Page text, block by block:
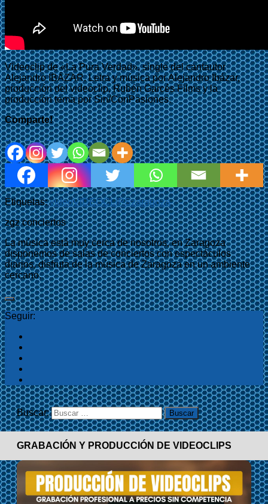
Videoclip de «La Pura Verdad», single del cantautor
Alejandro IBÁZAR. Letra y música por Alejandro Ibázar,
producción del videoclip, Rubén Garcés Films y la
producción tema por Sin/ConPasiones.
Comparte!
Etiquetas:videoVIDEOCLIPSzaragoza
zgz conciertos
La música está muy cerca de nosotros, en Zaragoza
disponemos de salas de conciertos con espectáculos
diarios, disfruta de la música de Zaragoza en un ambiente
cercano.
Seguir:
Buscar:
GRABACIÓN Y PRODUCCIÓN DE VIDEOCLIPS